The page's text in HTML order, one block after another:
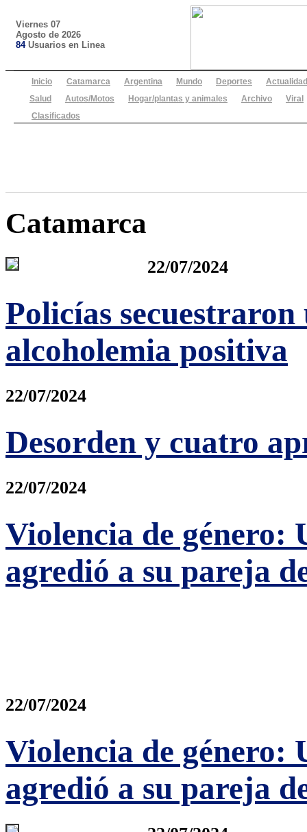
Viernes 07
Agosto de 2026
84Usuarios en Linea
Inicio Catamarca Argentina Mundo Deportes
Actualidad
Salud
Autos/Motos Hogar/plantas y animales Archivo
Viral
Clasificados
Catamarca
22/07/2024
Policías
alcoholemia positiva
22/07/2024
Desorden y cuatro
22/07/2024
Violencia de género:
agredió a su pareja
22/07/2024
Violencia de género:
agredió a su pareja